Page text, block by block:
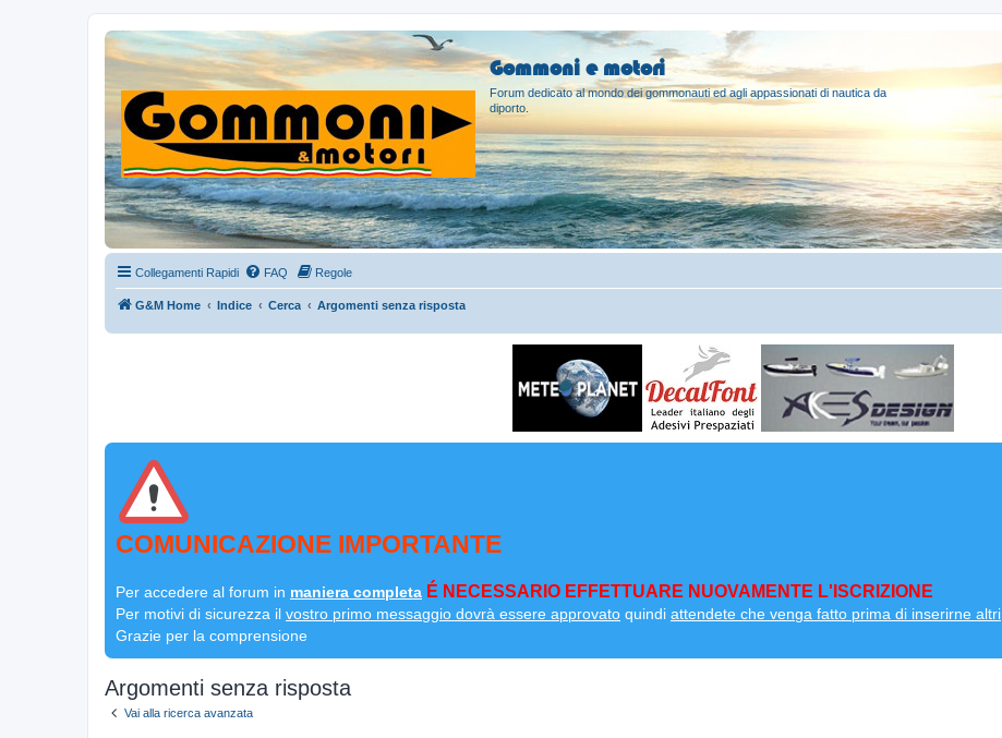
Gommoni e motori
Forum dedicato al mondo dei gommonauti ed agli appassionati di nautica da
diporto.
Collegamenti Rapidi FAQ Regole
G&M Home Indice Cerca Argomenti senza risposta
COMUNICAZIONE IMPORTANTE
Per accedere al forum in maniera completa É NECESSARIO EFFETTUARE NUOVAMENTE L'ISCRIZIONE
Per motivi di sicurezza il vostro primo messaggio dovrà essere approvato quindi attendete che venga fatto prima di inserirne altri
Grazie per la comprensione
Argomenti senza risposta
Vai alla ricerca avanzata